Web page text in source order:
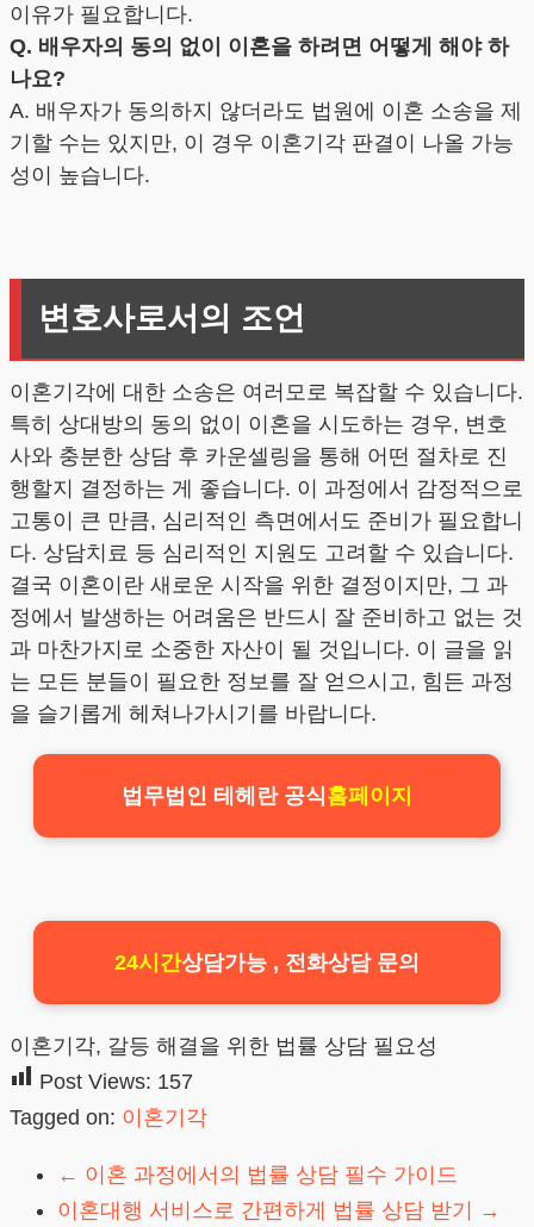
이유가 필요합니다.
Q. 배우자의 동의 없이 이혼을 하려면 어떻게 해야 하
나요?
A. 배우자가 동의하지 않더라도 법원에 이혼 소송을 제
기할 수는 있지만, 이 경우 이혼기각 판결이 나올 가능
성이 높습니다.
변호사로서의 조언
이혼기각에 대한 소송은 여러모로 복잡할 수 있습니다.
특히 상대방의 동의 없이 이혼을 시도하는 경우, 변호
사와 충분한 상담 후 카운셀링을 통해 어떤 절차로 진
행할지 결정하는 게 좋습니다. 이 과정에서 감정적으로
고통이 큰 만큼, 심리적인 측면에서도 준비가 필요합니
다. 상담치료 등 심리적인 지원도 고려할 수 있습니다.
결국 이혼이란 새로운 시작을 위한 결정이지만, 그 과
정에서 발생하는 어려움은 반드시 잘 준비하고 없는 것
과 마찬가지로 소중한 자산이 될 것입니다. 이 글을 읽
는 모든 분들이 필요한 정보를 잘 얻으시고, 힘든 과정
을 슬기롭게 헤쳐나가시기를 바랍니다.
법무법인 테헤란 공식홈페이지
24시간상담가능 , 전화상담 문의
이혼기각, 갈등 해결을 위한 법률 상담 필요성
Post Views: 157
Tagged on: 이혼기각
← 이혼 과정에서의 법률 상담 필수 가이드
이혼대행 서비스로 간편하게 법률 상담 받기
→